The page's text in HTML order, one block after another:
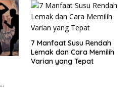
7 Manfaat Susu Rendah
Lemak dan Cara Memilih
Varian yang Tepat